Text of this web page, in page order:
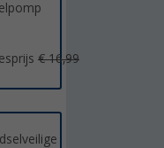
€ 16,99